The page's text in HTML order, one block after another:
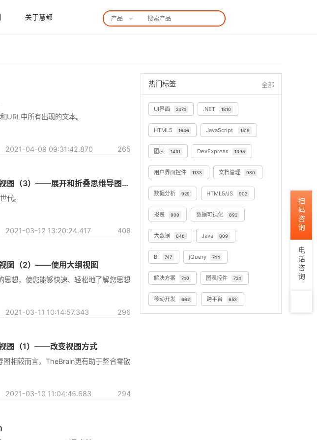
关于慧都 产品
URL中所有出现的文本。
2021-04-09 265
思维导图软件TheBrain基础实操教程：高级导航和备用视图（3）——展开和折叠思维导图视图
代。
2021-03-12 408
图（2）——使用大纲视图
想，使您能够快速、轻松地了解您思想
2021-03-11 296
图（1）——改变视图方式
相较而言，TheBrain更有助于整合零散
2021-03-10 294
热门标签 全部
UI界面 2474 .NET 1810
HTML5 1646 JavaScript 1519
图表 1431 DevExpress 1395
用户界面控件 1133 文档管理 980
数据分析 929 HTML5/JS 902
报表 900 数据可视化 892
大数据 848 Java 809
BI 747 jQuery 744
解决方案 740 图表控件 724
移动开发 662 跨平台 653
扫码咨询
电话咨询